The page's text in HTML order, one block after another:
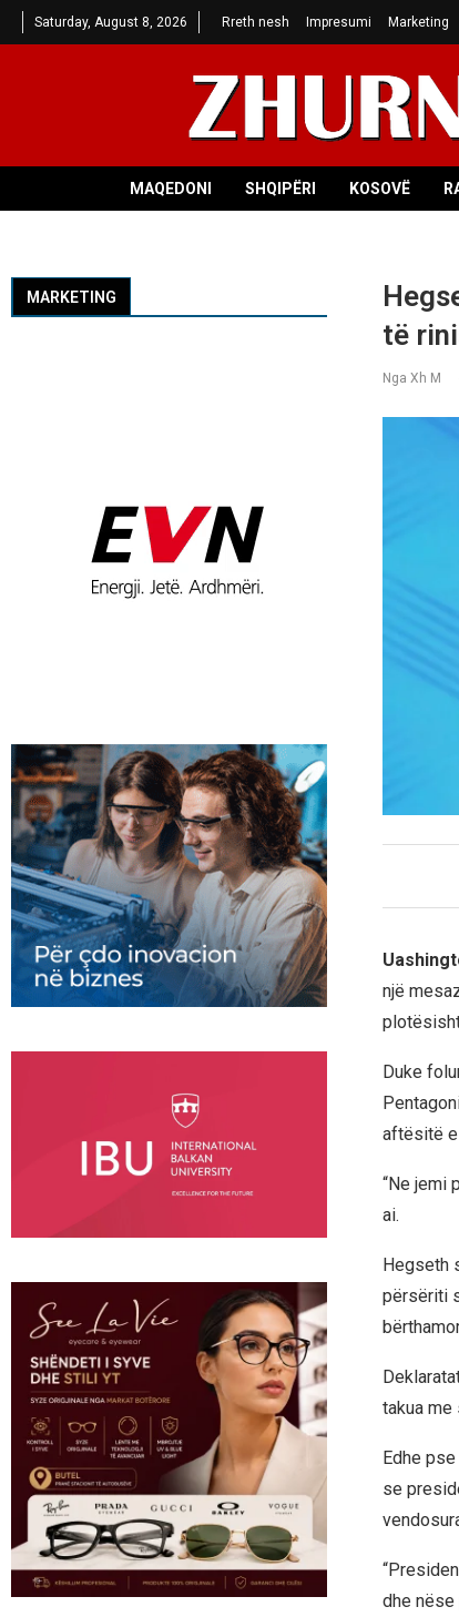
Saturday, August 8, 2026 Rreth nesh Impresumi Marketing
MAQEDONI SHQIPËRI KOSOVË
të
Nga Xh M
një
Duke
aftësitë e
“Ne jemi
ai.
Hegseth
përsëriti
takua me
Edhe
se
dhe nëse
MARKETING